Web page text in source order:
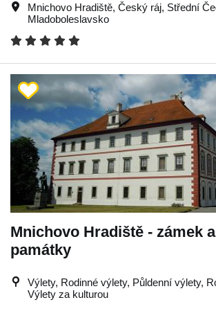
Mnichovo Hradiště, Český ráj, Střední
Mladoboleslavsko
Mnichovo Hradiště - zámek
památky
Výlety, Rodinné výlety, Půldenní výlety,
Výlety za kulturou